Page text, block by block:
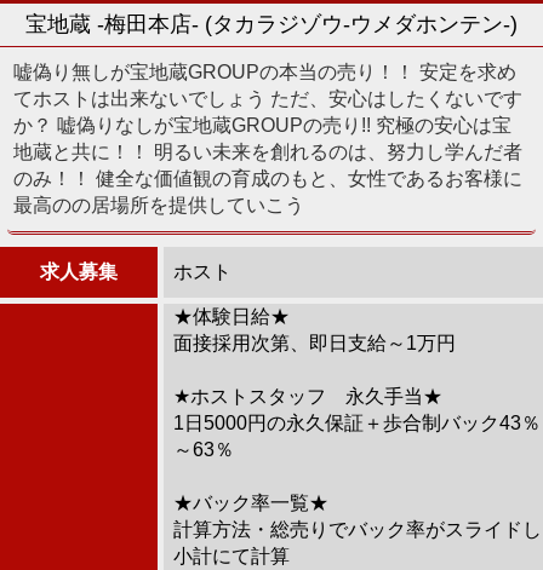
宝地蔵 -梅田本店- (タカラジゾウ-ウメダホンテン-)
嘘偽り無しが宝地蔵GROUPの本当の売り！！ 安定を求め
てホストは出来ないでしょう ただ、安心はしたくないです
か？ 嘘偽りなしが宝地蔵GROUPの売り!! 究極の安心は宝
地蔵と共に！！ 明るい未来を創れるのは、努力し学んだ者
のみ！！ 健全な価値観の育成のもと、女性であるお客様に
最高のの居場所を提供していこう
求人募集 ホスト
★体験日給★
面接採用次第、即日支給～1万円
★ホストスタッフ 永久手当★
1日5000円の永久保証＋歩合制バック43％
～63％
★バック率一覧★
計算方法・総売りでバック率がスライドし
小計にて計算